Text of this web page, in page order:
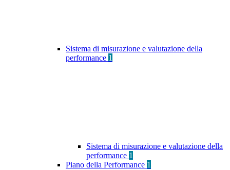
Sistema di misurazione e valutazione della
performance 1
Sistema di misurazione e valutazione della
performance 1
Piano della Performance 1